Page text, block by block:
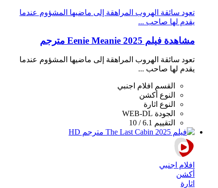
تعود سائقة الهروب المراهقة إلى ماضيها المشؤوم عندما
يقدم لها صاحب ...
مشاهدة فيلم Eenie Meanie 2025 مترجم
تعود سائقة الهروب المراهقة إلى ماضيها المشؤوم عندما
يقدم لها صاحب ...
القسم
افلام اجنبي
النوع أكشن
النوع اثارة
الجودة WEB-DL
التقييم 6.1 / 10
افلام اجنبي
أكشن
اثارة